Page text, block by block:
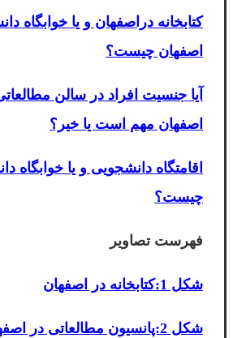
کتابخانه دراصفهان و یا خوابگاه
اصفهان چیست؟
آیا جنسیت افراد در سالن
اصفهان مهم است یا خیر؟
اقامتگاه دانشجویی و یا خوابگاه
چیست؟
فهرست تصاویر
شکل 1:کتابخانه در اصفهان
شکل 2:پانسیون مطالعاتی در اصفهان